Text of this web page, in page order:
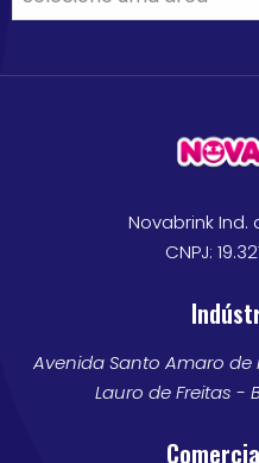
Novabrink Ind.
CNPJ:
Avenida Santo Amaro de
Lauro de Freitas -